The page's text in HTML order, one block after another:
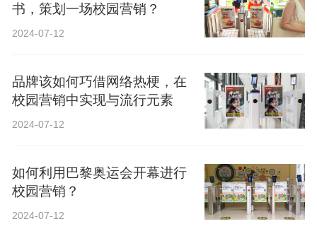
书，策划一场校园营销？
2024-07-12
品牌该如何巧借网络热梗，在
校园营销中实现与流行元素
2024-07-12
如何利用巴黎奥运会开幕进行
校园营销？
2024-07-12